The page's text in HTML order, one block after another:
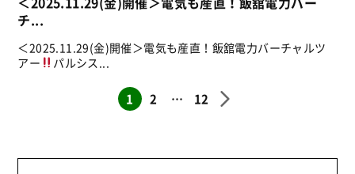
チ...
＜2025.11.29(金)開催＞電気も産直！飯舘電力バーチャルツ
アー
パルシス...
1 2 … 12